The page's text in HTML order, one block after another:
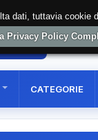
CATEGORIE
tuttavia cookie
Privacy Policy